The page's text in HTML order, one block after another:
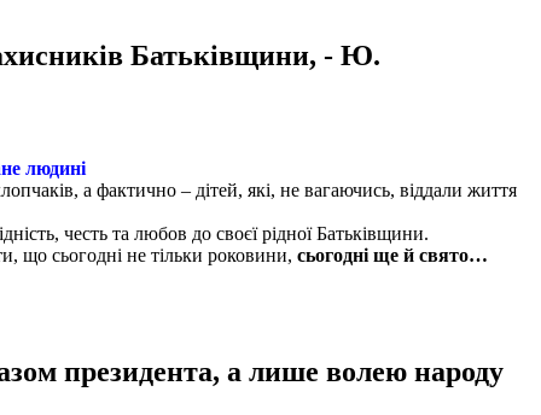
Батьківщини, - Ю.
людині
а фактично – дітей, які, не вагаючись, віддали життя
честь та любов до своєї рідної Батьківщини.
що сьогодні не тільки роковини, сьогодні ще й свято…
президента, а лише волею народу